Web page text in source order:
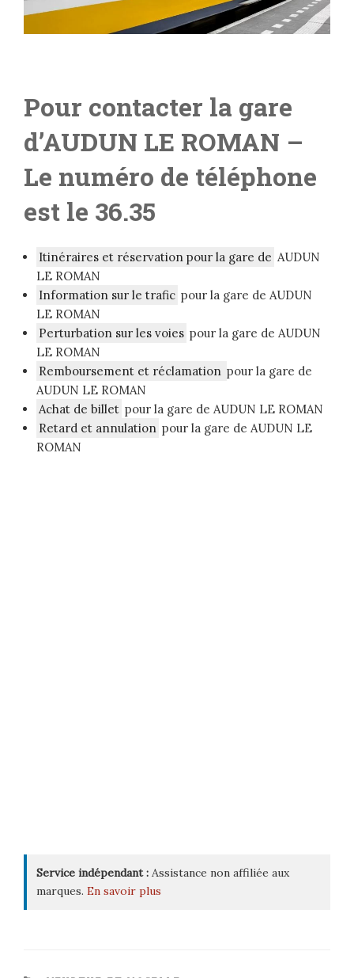
Pour contacter la gare
d’AUDUN LE ROMAN –
Le numéro de téléphone
est le 36.35
Itinéraires et réservation pour la gare de AUDUN
LE ROMAN
Information sur le trafic pour la gare de AUDUN
LE ROMAN
Perturbation sur les voies pour la gare de AUDUN
LE ROMAN
Remboursement et réclamation pour la gare de
AUDUN LE ROMAN
Achat de billet pour la gare de AUDUN LE ROMAN
Retard et annulation pour la gare de AUDUN LE
ROMAN
Service indépendant : Assistance non affiliée aux
marques. En savoir plus